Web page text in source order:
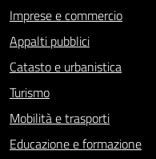
Imprese e commercio
Appalti pubblici
Catasto e urbanistica
Turismo
Mobilità e trasporti
Educazione e formazione